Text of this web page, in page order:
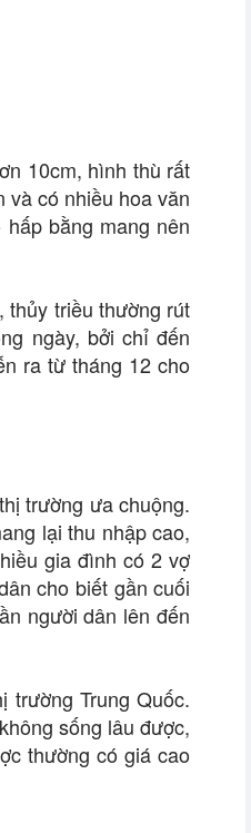
10cm, hình thù rất
và có nhiều hoa văn
bằng mang nên
thủy triều thường rút
ngày, bởi chỉ đến
ra từ tháng 12 cho
trường ưa chuộng.
lại thu nhập cao,
gia đình có 2 vợ
cho biết gần cuối
người dân lên đến
trường Trung Quốc.
sống lâu được,
thường có giá cao